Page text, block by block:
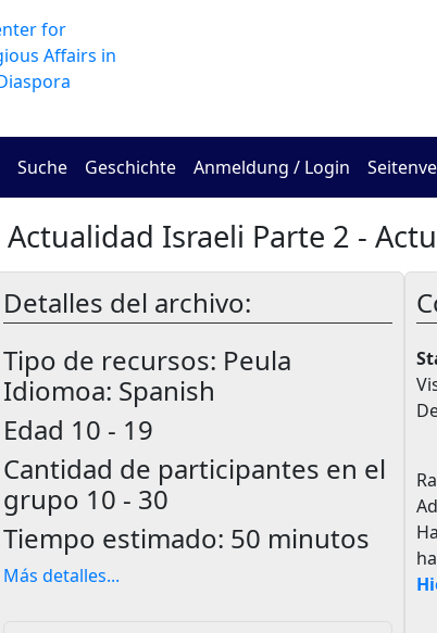
Suche Geschichte Anmeldung / Login
Actualidad Israeli Parte 2 -
Detalles del archivo:
Tipo de recursos: Peula
Idiomoa: Spanish
Edad 10 - 19
Cantidad de participantes en el
grupo 10 - 30
Tiempo estimado: 50 minutos
Más detalles...